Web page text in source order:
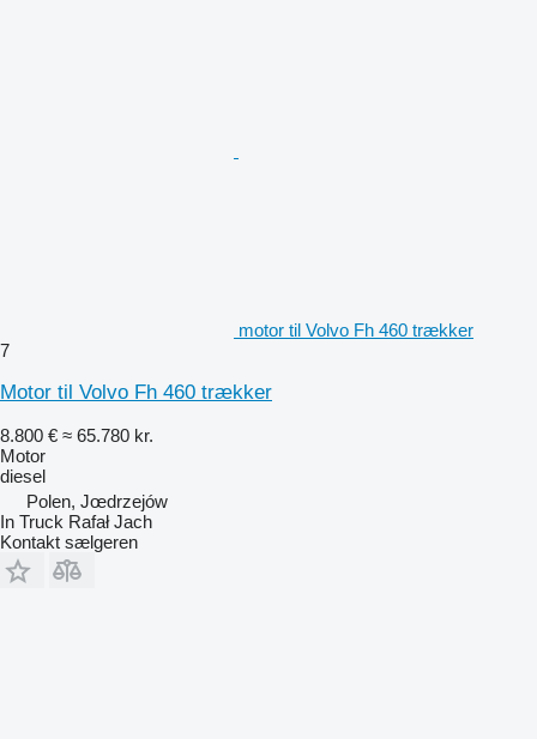
motor til Volvo Fh 460 trækker
7
Motor til Volvo Fh 460 trækker
8.800 € ≈ 65.780 kr.
Motor
diesel
Polen, Jœdrzejów
In Truck Rafał Jach
Kontakt sælgeren